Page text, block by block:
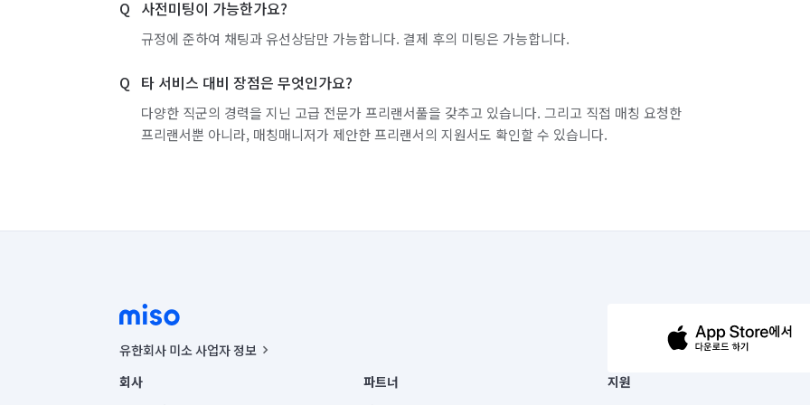
사전미팅이 가능한가요?
규정에 준하여 채팅과 유선상담만 가능합니다. 결제 후의 미팅은 가능합니다.
타 서비스 대비 장점은 무엇인가요?
다양한 직군의 경력을 지닌 고급 전문가 프리랜서풀을 갖추고 있습니다. 그리고 직접 매칭 요청한
프리랜서뿐 아니라, 매칭매니저가 제안한 프리랜서의 지원서도 확인할 수 있습니다.
유한회사 미소 사업자 정보
사업자등록번호 : 291-87-00271 | 인허가번호 : 2016-3220163-14-5-00019 |
통신판매신고번호 : 2024-서울종로-1400(공정거래위원회 정보) |
회사
파트너
지원